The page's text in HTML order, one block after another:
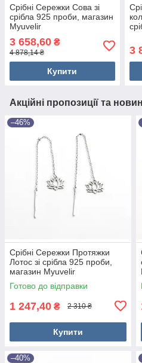
Срібні Сережки Сова зі
срібла 925 проби, магазин
Myuvelir
3 658,60 ₴
4 878,14 ₴
Купити
3
Акційні пропозиції та
–46%
Срібні Сережки Протяжки
Лотос зі срібла 925 проби,
магазин Myuvelir
Готово до відправки
1 247,40 ₴ 2 310 ₴
Купити
–40%